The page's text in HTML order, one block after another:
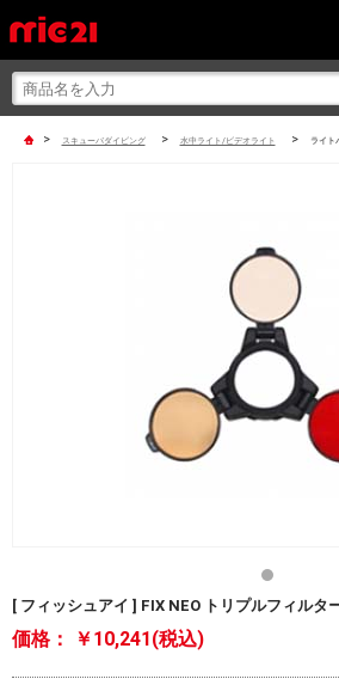
> スキューバダイビング > 水中ライト/ビデオライト > ライト
[ フィッシュアイ ] FIX NEO トリプルフィルタ
価格： ￥10,241(税込)